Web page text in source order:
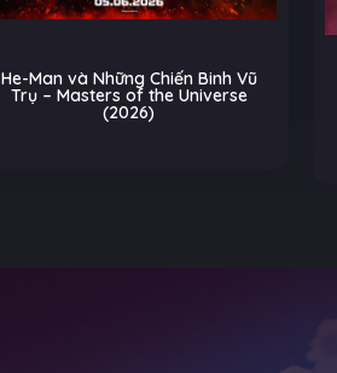
He-Man và Những Chiến Binh Vũ
Trụ – Masters of the Universe
(2026)